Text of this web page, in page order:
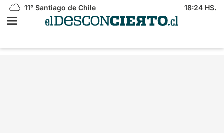
11° Santiago de Chile 18:24 HS.